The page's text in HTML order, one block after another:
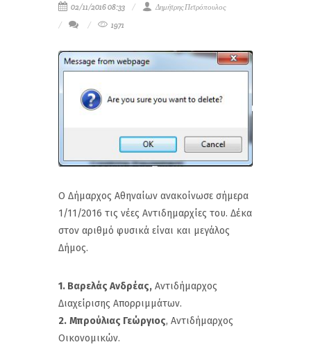
02/11/2016 08:33
Δημήτρης Πετρόπουλος
1971
Ο Δήμαρχος Αθηναίων ανακοίνωσε σήμερα
1/11/2016 τις νέες Αντιδημαρχίες του. Δέκα
στον αριθμό φυσικά είναι και μεγάλος
Δήμος.
1. Βαρελάς Ανδρέας, Αντιδήμαρχος
Διαχείρισης Απορριμμάτων.
2. Μπρούλιας Γεώργιος, Αντιδήμαρχος
Οικονομικών.